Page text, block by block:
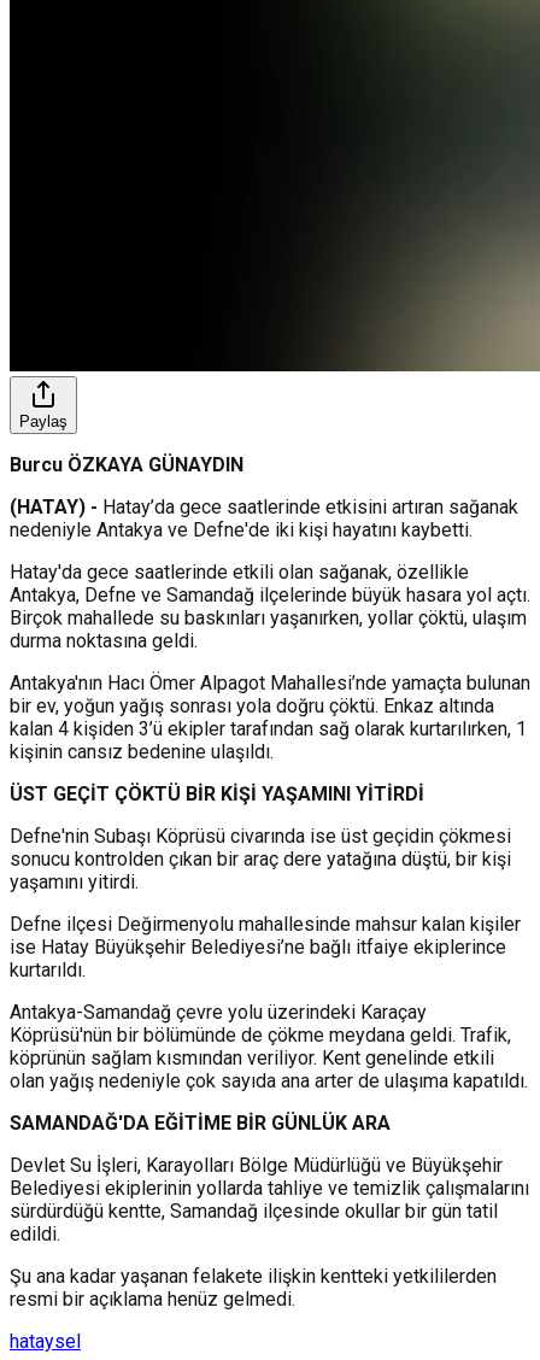
Paylaş
Burcu ÖZKAYA GÜNAYDIN
(HATAY) - Hatay’da gece saatlerinde etkisini artıran sağanak
nedeniyle Antakya ve Defne'de iki kişi hayatını kaybetti.
Hatay'da gece saatlerinde etkili olan sağanak, özellikle
Antakya, Defne ve Samandağ ilçelerinde büyük hasara yol açtı.
Birçok mahallede su baskınları yaşanırken, yollar çöktü, ulaşım
durma noktasına geldi.
Antakya'nın Hacı Ömer Alpagot Mahallesi’nde yamaçta bulunan
bir ev, yoğun yağış sonrası yola doğru çöktü. Enkaz altında
kalan 4 kişiden 3’ü ekipler tarafından sağ olarak kurtarılırken, 1
kişinin cansız bedenine ulaşıldı.
ÜST GEÇİT ÇÖKTÜ BİR KİŞİ YAŞAMINI YİTİRDİ
Defne'nin Subaşı Köprüsü civarında ise üst geçidin çökmesi
sonucu kontrolden çıkan bir araç dere yatağına düştü, bir kişi
yaşamını yitirdi.
Defne ilçesi Değirmenyolu mahallesinde mahsur kalan kişiler
ise Hatay Büyükşehir Belediyesi’ne bağlı itfaiye ekiplerince
kurtarıldı.
Antakya-Samandağ çevre yolu üzerindeki Karaçay
Köprüsü'nün bir bölümünde de çökme meydana geldi. Trafik,
köprünün sağlam kısmından veriliyor. Kent genelinde etkili
olan yağış nedeniyle çok sayıda ana arter de ulaşıma kapatıldı.
SAMANDAĞ'DA EĞİTİME BİR GÜNLÜK ARA
Devlet Su İşleri, Karayolları Bölge Müdürlüğü ve Büyükşehir
Belediyesi ekiplerinin yollarda tahliye ve temizlik çalışmalarını
sürdürdüğü kentte, Samandağ ilçesinde okullar bir gün tatil
edildi.
Şu ana kadar yaşanan felakete ilişkin kentteki yetkililerden
resmi bir açıklama henüz gelmedi.
hataysel